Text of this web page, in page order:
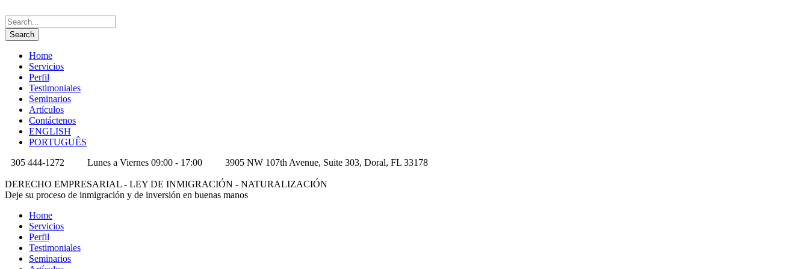
Home
Servicios
Perfil
Testimoniales
Seminarios
Artículos
Contáctenos
ENGLISH
PORTUGUÊS
305 444-1272
Lunes a Viernes 09:00 - 17:00 3905 NW 107th Avenue, Suite 303, Doral, FL 33178
DERECHO EMPRESARIAL - LEY DE INMIGRACIÓN - NATURALIZACIÓN
Deje su proceso de inmigración y de inversión en buenas manos
Home
Servicios
Perfil
Testimoniales
Seminarios